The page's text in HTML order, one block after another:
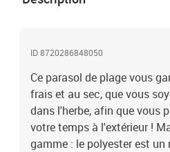
d'aération, ce pare-soleil offre une
sableMatériau : tissu (100 %
H)Longueur de l'arc : 215
mmComprend deux parois latérales
d'aérationProtection UVRésistance
utilisation à la plage ou dans
ID 8720286848050
Ce parasol de plage vous
frais et au sec, que vous
dans l'herbe, afin que vous
votre temps à l'extérieur !
gamme : le polyester est